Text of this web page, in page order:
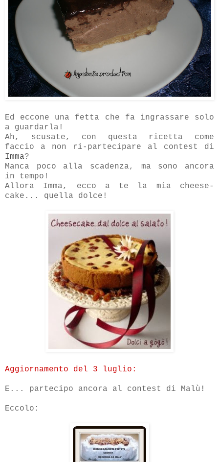
Ed eccone una fetta che fa ingrassare solo
a guardarla!
Ah, scusate, con questa ricetta come
faccio a non ri-partecipare al contest di
Imma?
Manca poco alla scadenza, ma sono ancora
in tempo!
Allora Imma, ecco a te la mia cheese-
cake... quella dolce!
Aggiornamento del 3 luglio:
E... partecipo ancora al contest di Malù!
Eccolo: